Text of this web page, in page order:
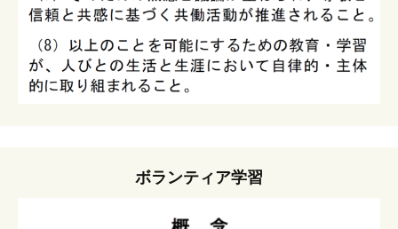
ボランティア学習